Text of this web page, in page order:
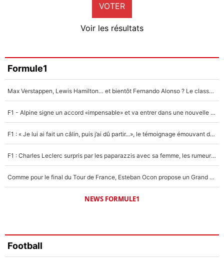
Faris Moumbagna
4%
Un autre joueur
5%
VOTER
Voir les résultats
Formule1
Max Verstappen, Lewis Hamilton… et bientôt Fernando Alonso ? Le classement des pilotes les mieux payés en Formule 1 risque de changer !
F1 - Alpine signe un accord «impensable» et va entrer dans une nouvelle dimension : Grande nouvelle pour Pierre Gasly !
F1 : « Je lui ai fait un câlin, puis j’ai dû partir...», le témoignage émouvant de Max Verstappen sur sa fille
F1 : Charles Leclerc surpris par les paparazzis avec sa femme, les rumeurs étaient vraies !
Comme pour le final du Tour de France, Esteban Ocon propose un Grand Prix de Formule 1 à Paris : «Autour de l’Arc de Triomphe, ce serait génial» !
NEWS FORMULE1
Football